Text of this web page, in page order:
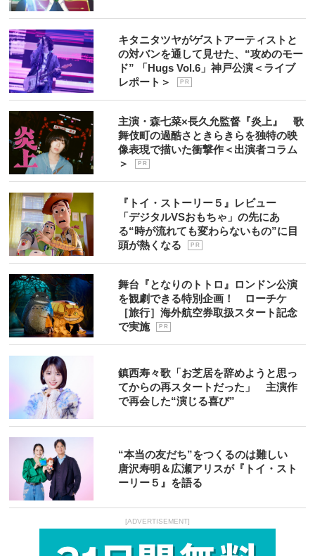
キタニタツヤがゲストアーティストと
の対バンを通して見せた、“攻めのモー
ド” 「Hugs Vol.6」神戸公演＜ライブ
レポート＞
P R
主演・森七菜×長久允監督『炎上』 歌
舞伎町の過酷さときらきらを独特の映
像表現で描いた衝撃作＜出演者コラム
＞
P R
『トイ・ストーリー５』レビュー
「デジタルVSおもちゃ」の先にあ
る“時が流れても変わらないもの”に目
頭が熱くなる
P R
舞台『となりのトトロ』ロンドン公演
を観劇できる特別企画！ ローチケ
［旅行］海外航空券取扱スタート記念
で実施
P R
鎮西寿々歌「お芝居を辞めようと思っ
てからの再スタートだった」 主演作
で再会した“演じる喜び”
“本当の友だち”をつくるのは難しい
唐沢寿明＆広瀬アリスが『トイ・スト
ーリー５』を語る
[ADVERTISEMENT]